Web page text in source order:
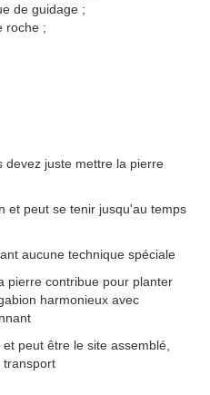
de guidage ;
roche ;
devez juste mettre la pierre
et peut se tenir jusqu'au temps
aucune technique spéciale
pierre contribue pour planter
harmonieux avec
peut être le site assemblé,
transport